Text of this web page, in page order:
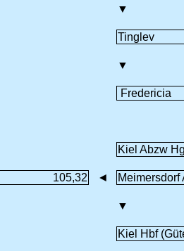
▼
Tinglev
▼
Fredericia
Kiel Abzw
105,32 ◄ Meimersdorf
▼
Kiel Hbf